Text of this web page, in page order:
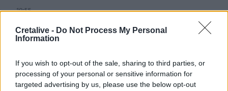
Cretalive - Do Not Process My Personal
Information
If you wish to opt-out of the sale, sharing to third parties, or
processing of your personal or sensitive information for
targeted advertising by us, please use the below opt-out
19:55
Νοσηλευόταν στη ΜΕΘ Νεογνών
Καταβλήθηκαν 33.579.900 εκατ. ευρώ για την αγορά
λιπασμάτων